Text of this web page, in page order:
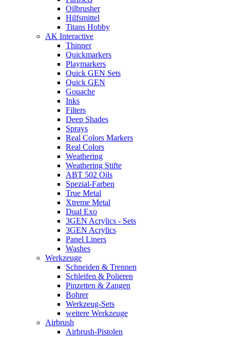
Oilbrusher
Hilfsmittel
Titans Hobby
AK Interactive
Thinner
Quickmarkers
Playmarkers
Quick GEN Sets
Quick GEN
Gouache
Inks
Filters
Deep Shades
Sprays
Real Colors Markers
Real Colors
Weathering
Weathering Stifte
ABT 502 Oils
Spezial-Farben
True Metal
Xtreme Metal
Dual Exo
3GEN Acrylics - Sets
3GEN Acrylics
Panel Liners
Washes
Werkzeuge
Schneiden & Trennen
Schleifen & Polieren
Pinzetten & Zangen
Bohrer
Werkzeug-Sets
weitere Werkzeuge
Airbrush
Airbrush-Pistolen